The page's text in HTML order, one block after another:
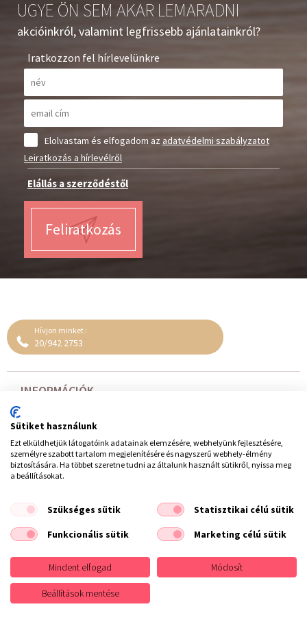
UGYE ÖN SEM AKAR LEMARADNI
akcióinkról, valamint legfrissebb ajánlatainkról?
Iratkozzon fel hírlevelünkre
Elolvastam és elfogadom azadatvédelmi szabályzatot
Leiratkozás a hírlevélről
Elállás a szerződéstől
Feliratkozás
Hívjon minket :
20/942 2753
INFORMÁCIÓK
Szállítás
Vásárlási fizetési szállítási általános információk
Adatvédelem
Rólunk
Fodrász Márkák
ELÉRHETŐSÉG
Írjon nekünk
Impresszum
Segítség - GYIK
EXTRÁK
Sütiket használunk
Ezt elküldhetjük látogatóink adatainak elemzésére, webhelyünk fejlesztésére,
személyre szabott tartalom megjelenítésére és nagyszerű webhely-élmény
biztosítására. Ha többet szeretne tudni az általunk használt sütikről, nyissa meg
a beállításokat.
Szükséges sütik
Statisztikai célú sütik
Funkcionális sütik
Marketing célú sütik
Mindent elfogad Módosít
Beállítások mentése